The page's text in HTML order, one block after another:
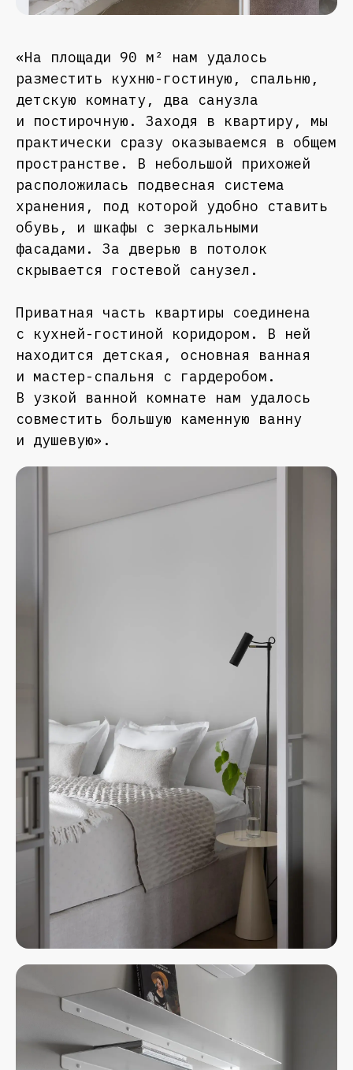
«На площади 90 м² нам удалось
разместить кухню-гостиную, спальню,
детскую комнату, два санузла
и постирочную. Заходя в квартиру, мы
практически сразу оказываемся в общем
пространстве. В небольшой прихожей
расположилась подвесная система
хранения, под которой удобно ставить
обувь, и шкафы с зеркальными
фасадами. За дверью в потолок
скрывается гостевой санузел.
Приватная часть квартиры соединена
с кухней-гостиной коридором. В ней
находится детская, основная ванная
и мастер-спальня с гардеробом.
В узкой ванной комнате нам удалось
совместить большую каменную ванну
и душевую».